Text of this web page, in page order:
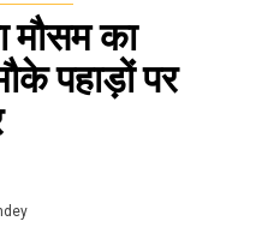
मौसम का
पहाड़ों पर